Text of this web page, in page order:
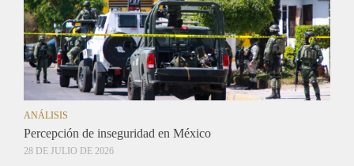
ANÁLISIS
Percepción de inseguridad en México
28 DE JULIO DE 2026